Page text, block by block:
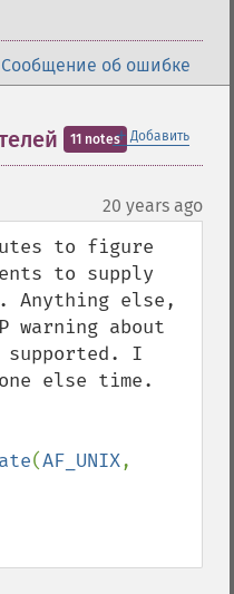
Сообщение об ошибке
＋ Добавить
11 notes
20 years ago
to figure
to supply
Anything else,
warning about
I
else time.
(AF_UNIX